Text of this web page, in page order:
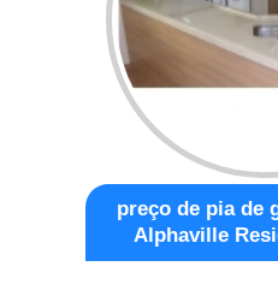
preço de pia de
Alphaville